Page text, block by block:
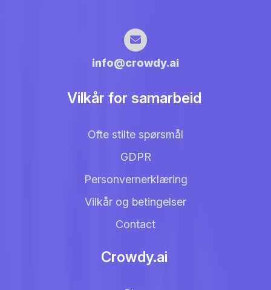
info@crowdy.ai
Vilkår for samarbeid
Ofte stilte spørsmål
GDPR
Personvernerklæring
Vilkår og betingelser
Contact
Crowdy.ai